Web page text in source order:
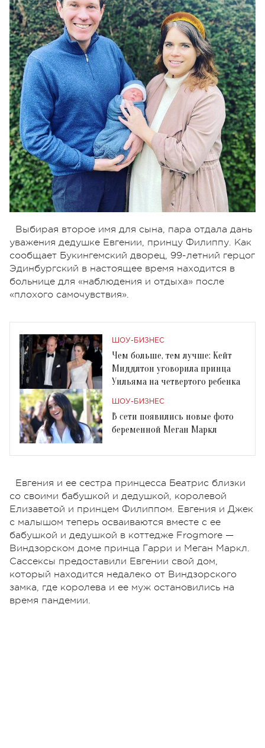
Выбирая второе имя для сына, пара отдала дань
уважения дедушке Евгении, принцу Филиппу. Как
сообщает Букингемский дворец, 99-летний герцог
Эдинбургский в настоящее время находится в
больнице для «наблюдения и отдыха» после
«плохого самочувствия».
ШОУ-БИЗНЕС
Чем больше, тем лучше: Кейт
Миддлтон уговорила принца
Уильяма на четвертого ребенка
ШОУ-БИЗНЕС
В сети появились новые фото
беременной Меган Маркл
Евгения и ее сестра принцесса Беатрис близки
со своими бабушкой и дедушкой, королевой
Елизаветой и принцем Филиппом. Евгения и Джек
с малышом теперь осваиваются вместе с ее
бабушкой и дедушкой в ​​коттедже Frogmore —
Виндзорском доме принца Гарри и Меган Маркл.
Сассексы предоставили Евгении свой дом,
который находится недалеко от Виндзорского
замка, где королева и ее муж остановились на
время пандемии.